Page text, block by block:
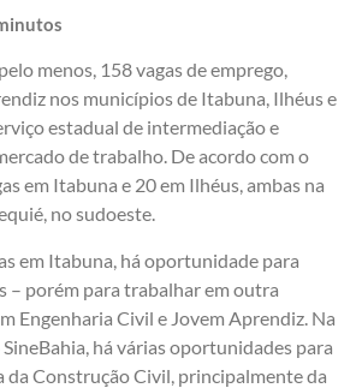
menos, 158 vagas de emprego,
nos municípios de Itabuna, Ilhéus e
estadual de intermediação e
de trabalho. De acordo com o
em Itabuna e 20 em Ilhéus, ambas na
no sudoeste.
em Itabuna, há oportunidade para
– porém para trabalhar em outra
Engenharia Civil e Jovem Aprendiz. Na
há várias oportunidades para
da Construção Civil, principalmente da